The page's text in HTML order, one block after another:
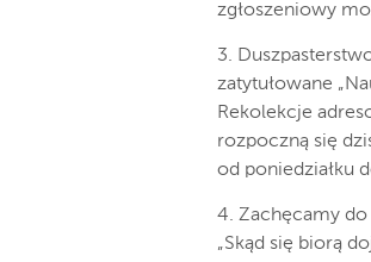
zgłoszeniowy
3.
zatytułowane
Rekolekcje
rozpoczną się
od poniedziałku
4. Zachęcamy do
„Skąd się biorą